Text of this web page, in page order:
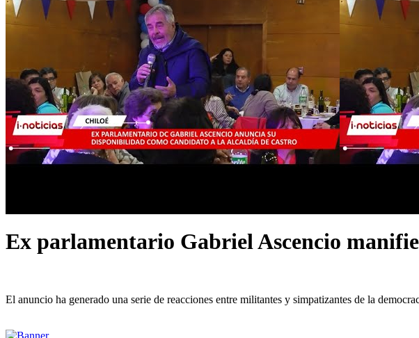
Ex parlamentario Gabriel Ascencio
El anuncio ha generado una serie de reacciones entre militantes y simpatizantes de la